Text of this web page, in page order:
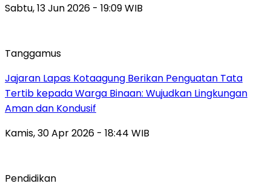
Sabtu, 13 Jun 2026 - 19:09 WIB
Tanggamus
Jajaran Lapas Kotaagung Berikan Penguatan Tata
Tertib kepada Warga Binaan: Wujudkan Lingkungan
Aman dan Kondusif
Kamis, 30 Apr 2026 - 18:44 WIB
Pendidikan